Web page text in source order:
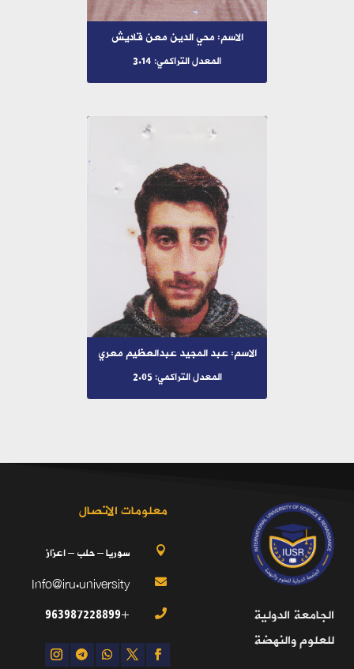
الاسم: محي الدين معن قاديش
المعدل التراكمي: 3.14
الاسم: عبد المجيد عبدالعظيم معري
المعدل التراكمي: 2.05
الجامعة الدولية
للعلوم والنهضة
معلومات الاتصال
 سوريا – حلب – اعزاز

Info@iru.university

+963987228899